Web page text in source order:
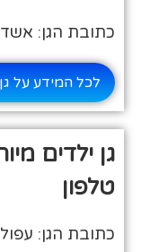
כתובת הגן:
לכל המידע על
גן ילדים
טלפון
כתובת הגן: עפולה